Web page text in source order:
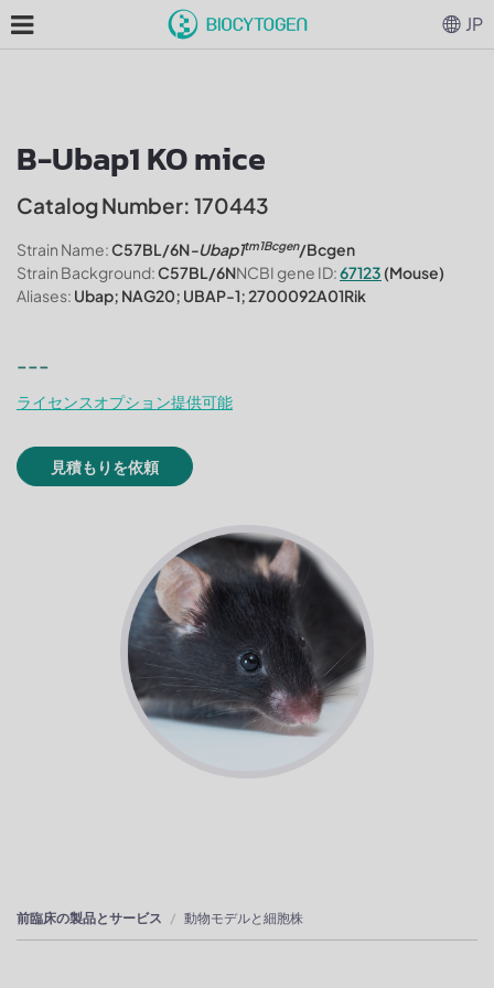
B-Ubap1 KO mice
Catalog Number: 170443
Strain Name:C57BL/6N-Ubap1tm1Bcgen/Bcgen
Strain Background:C57BL/6NNCBI gene ID:67123 (Mouse)
Aliases: Ubap; NAG20; UBAP-1; 2700092A01Rik
---
ライセンスオプション提供可能
見積もりを依頼
前臨床の製品とサービス 動物モデルと細胞株
JP